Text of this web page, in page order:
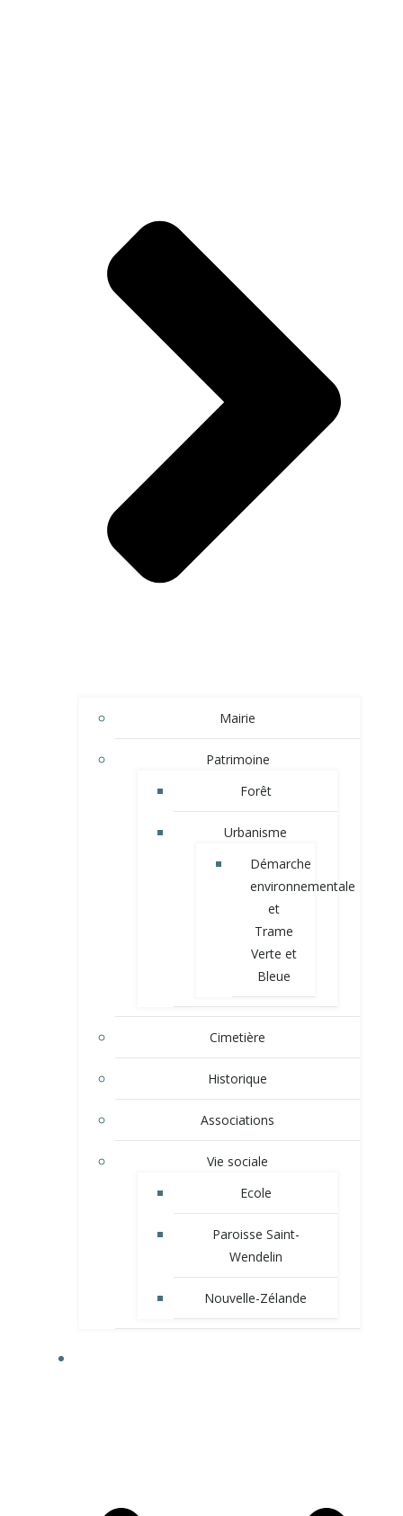
Mairie
Patrimoine
Forêt
Urbanisme
Démarche
environnementale
et
Trame
Verte et
Bleue
Cimetière
Historique
Associations
Vie sociale
Ecole
Paroisse Saint-
Wendelin
Nouvelle-Zélande